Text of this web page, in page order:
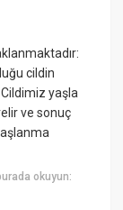
cildin
Cildimiz yaşla
ve sonuç
okuyun: